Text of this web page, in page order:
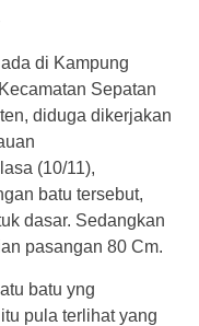
di Kampung
Sepatan
diduga dikerjakan
(10/11),
batu tersebut,
dasar. Sedangkan
pasangan 80 Cm.
batu yng
pula terlihat yang